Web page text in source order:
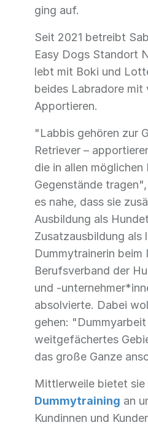
ging auf.
Seit 2021 betreibt
Easy Dogs Standort
lebt mit Boki und
beides Labradore mit
Apportieren.
"Labbis gehören zur
Retriever –
die in allen
Gegenstände
es nahe, dass sie
Ausbildung als
Zusatzausbildung als
Dummytrainerin beim
Berufsverband der
und -
absolvierte. Dabei
gehen:
weitgefächertes
das große Ganze
Mittlerweile bietet sie
Dummytraining an
Kundinnen und